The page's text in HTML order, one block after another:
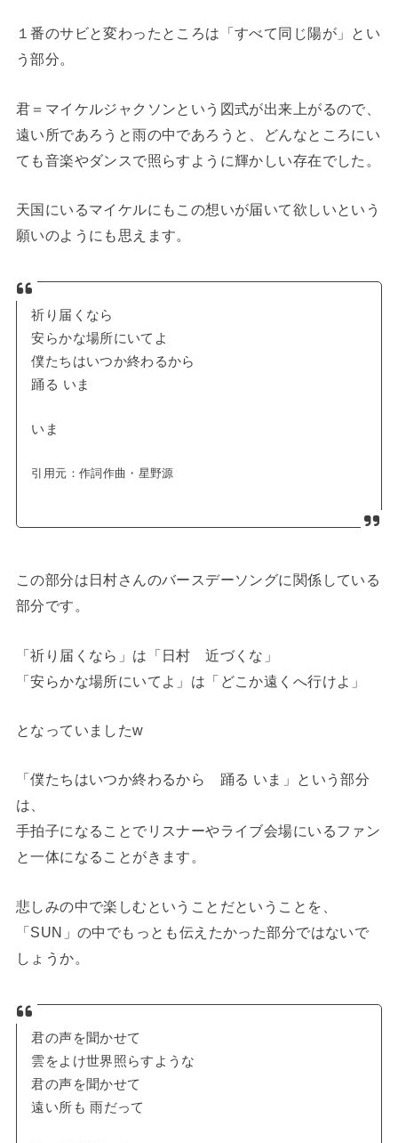
１番のサビと変わったところは「すべて同じ陽が」とい
う部分。
君＝マイケルジャクソンという図式が出来上がるので、
遠い所であろうと雨の中であろうと、どんなところにい
ても音楽やダンスで照らすように輝かしい存在でした。
天国にいるマイケルにもこの想いが届いて欲しいという
願いのようにも思えます。
祈り届くなら
安らかな場所にいてよ
僕たちはいつか終わるから
踊る いま
いま
引用元： 作詞作曲・星野源
この部分は日村さんのバースデーソングに関係している
部分です。
「祈り届くなら」は「日村 近づくな」
「安らかな場所にいてよ」は「どこか遠くへ行けよ」
となっていましたw
「僕たちはいつか終わるから 踊る いま」という部分
は、
手拍子になることでリスナーやライブ会場にいるファン
と一体になることがきます。
悲しみの中で楽しむということだということを、
「SUN」の中でもっとも伝えたかった部分ではないで
しょうか。
君の声を聞かせて
雲をよけ世界照らすような
君の声を聞かせて
遠い所も 雨だって